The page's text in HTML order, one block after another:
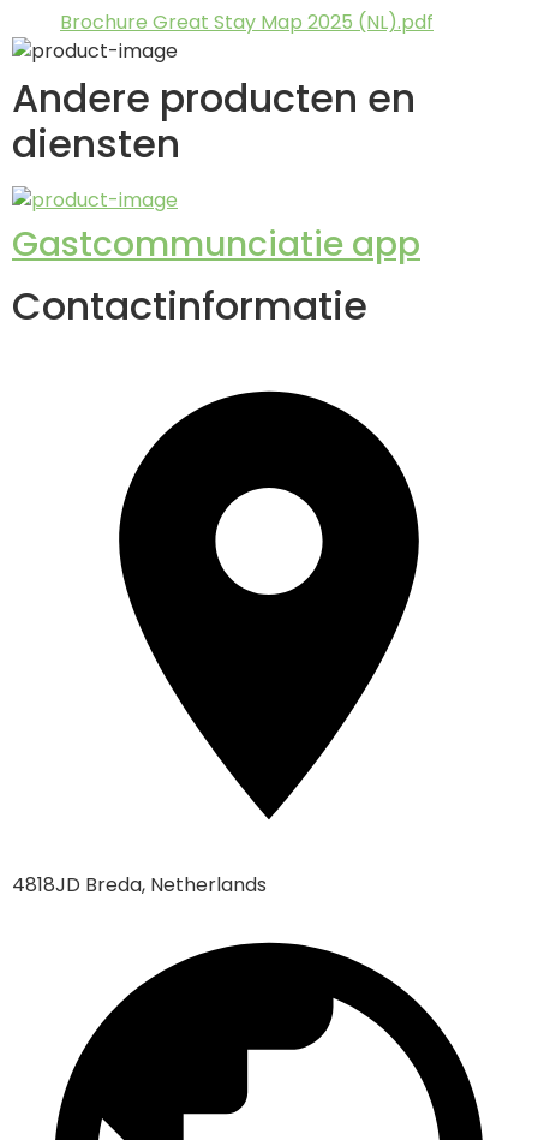
Brochure Great Stay Map 2025 (NL).pdf
Andere producten en
diensten
Gastcommunciatie app
Contactinformatie
4818JD Breda, Netherlands